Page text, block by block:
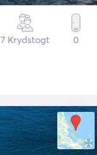
7 Krydstogt 0